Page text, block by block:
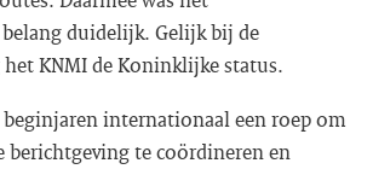
duidelijk. Gelijk bij de
KNMI de Koninklijke status.
beginjaren internationaal een roep om
berichtgeving te coördineren en